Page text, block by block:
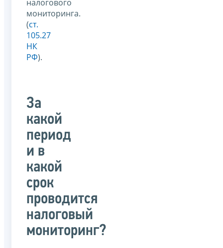
налогового
мониторинга.
(ст.
105.27
НК
РФ).
За
какой
период
и в
какой
срок
проводится
налоговый
мониторинг?